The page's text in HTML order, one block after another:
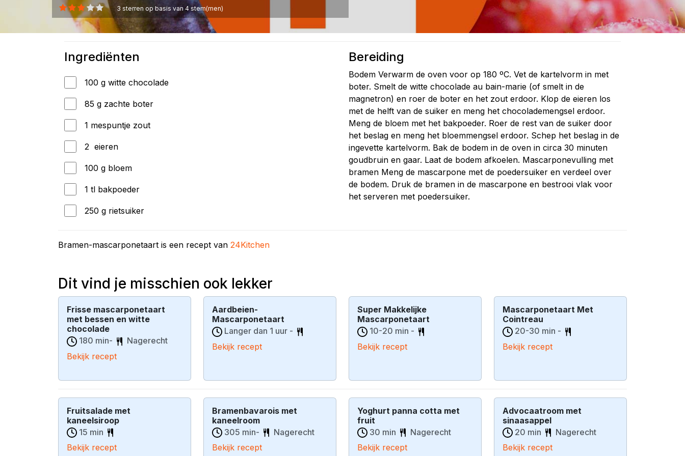
3 sterren op basis van4stem(men)
Ingrediënten
100 g witte chocolade
85 g zachte boter
1 mespuntje zout
2 eieren
100 g bloem
1 tl bakpoeder
250 g rietsuiker
Bereiding
Bodem Verwarm de oven voor op 180 ºC. Vet de kartelvorm in met
boter. Smelt de witte chocolade au bain-marie (of smelt in de
magnetron) en roer de boter en het zout erdoor. Klop de eieren los
met de helft van de suiker en meng het chocolademengsel erdoor.
Meng de bloem met het bakpoeder. Roer de rest van de suiker door
het beslag en meng het bloemmengsel erdoor. Schep het beslag in de
ingevette kartelvorm. Bak de bodem in de oven in circa 30 minuten
goudbruin en gaar. Laat de bodem afkoelen. Mascarponevulling met
bramen Meng de mascarpone met de poedersuiker en verdeel over
de bodem. Druk de bramen in de mascarpone en bestrooi vlak voor
het serveren met poedersuiker.
Bramen-mascarponetaart is een recept van 24Kitchen
Dit vind je misschien ook lekker
Frisse mascarponetaart
met bessen en witte
chocolade
180 min-
Nagerecht
Bekijk recept
Aardbeien-
Mascarponetaart
Langer dan 1 uur -
Bekijk recept
Super Makkelijke
Mascarponetaart
10-20 min -
Bekijk recept
Mascarponetaart Met
Cointreau
20-30 min -
Bekijk recept
Fruitsalade met
kaneelsiroop
15 min
Bekijk recept
Bramenbavarois met
kaneelroom
305 min-
Nagerecht
Bekijk recept
Yoghurt panna cotta met
fruit
30 min
Nagerecht
Bekijk recept
Advocaatroom met
sinaasappel
20 min
Nagerecht
Bekijk recept